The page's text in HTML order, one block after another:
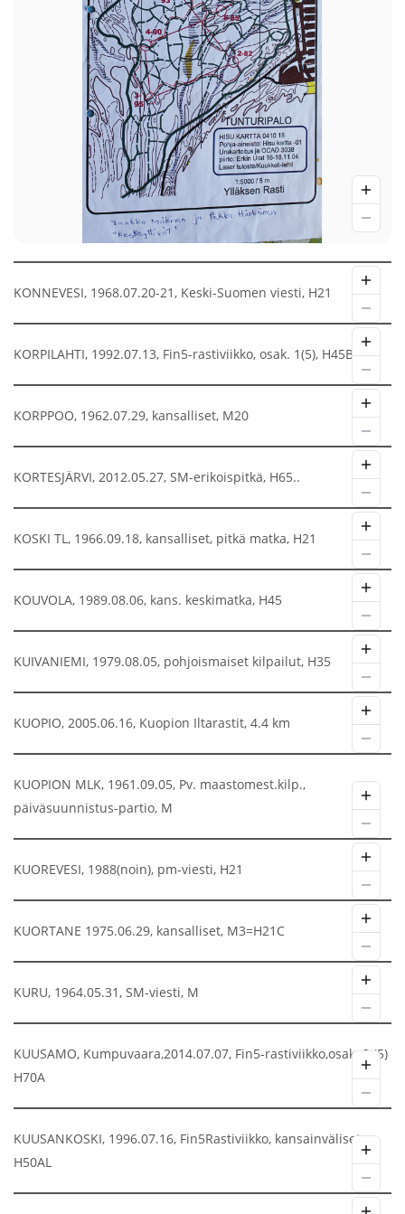
KONNEVESI, 1968.07.20-21, Keski-Suomen viesti, H21
KORPILAHTI, 1992.07.13, Fin5-rastiviikko, osak. 1(5), H45B
KORPPOO, 1962.07.29, kansalliset, M20
KORTESJÄRVI, 2012.05.27, SM-erikoispitkä, H65..
KOSKI TL, 1966.09.18, kansalliset, pitkä matka, H21
KOUVOLA, 1989.08.06, kans. keskimatka, H45
KUIVANIEMI, 1979.08.05, pohjoismaiset kilpailut, H35
KUOPIO, 2005.06.16, Kuopion Iltarastit, 4.4 km
KUOPION MLK, 1961.09.05, Pv. maastomest.kilp.,
päiväsuunnistus-partio, M
KUOREVESI, 1988(noin), pm-viesti, H21
KUORTANE 1975.06.29, kansalliset, M3=H21C
KURU, 1964.05.31, SM-viesti, M
KUUSAMO, Kumpuvaara,2014.07.07, Fin5-rastiviikko,osak. 2.(5)
H70A
KUUSANKOSKI, 1996.07.16, Fin5Rastiviikko, kansainväliset,
H50AL